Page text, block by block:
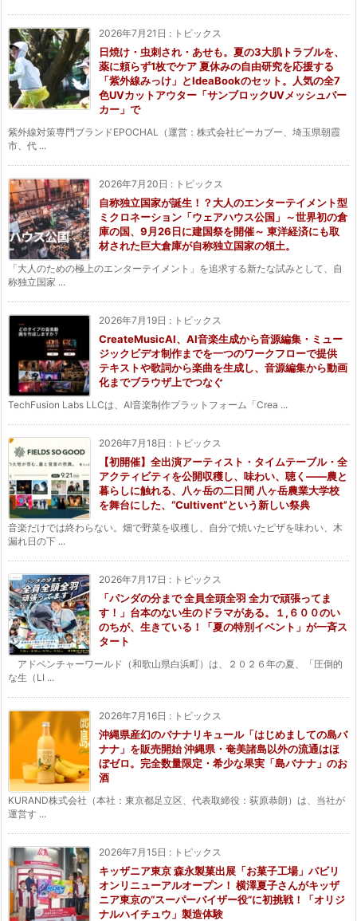
2026年7月21日 : トピックス
日焼け・虫刺され・あせも。夏の3大肌トラブルを、
薬に頼らず1枚でケア 夏休みの自由研究を応援する
「紫外線みっけ」とIdeaBookのセット。人気の全7
色UVカットアウター「サンブロックUVメッシュパー
カー」で
紫外線対策専門ブランドEPOCHAL（運営：株式会社ピーカブー、埼玉県朝霞
市、代 ...
2026年7月20日 : トピックス
自称独立国家が誕生！？大人のエンターテイメント型
ミクロネーション「ウェアハウス公国」～世界初の倉
庫の国、9月26日に建国祭を開催～ 東洋経済にも取
材された巨大倉庫が自称独立国家の領土。
「大人のための極上のエンターテイメント」を追求する新たな試みとして、自
称独立国家 ...
2026年7月19日 : トピックス
CreateMusicAI、AI音楽生成から音源編集・ミュー
ジックビデオ制作までを一つのワークフローで提供
テキストや歌詞から楽曲を生成し、音源編集から動画
化までブラウザ上でつなぐ
TechFusion Labs LLCは、AI音楽制作プラットフォーム「Crea ...
2026年7月18日 : トピックス
【初開催】全出演アーティスト・タイムテーブル・全
アクティビティを公開収穫し、味わい、聴く——農と
暮らしに触れる、八ヶ岳の二日間 八ヶ岳農業大学校
を舞台にした、“Cultivent”という新しい祭典
音楽だけでは終わらない。畑で野菜を収穫し、自分で焼いたピザを味わい、木
漏れ日の下 ...
2026年7月17日 : トピックス
「パンダの分まで 全員全頭全羽 全力で頑張ってま
す！」台本のない生のドラマがある。１,６００のい
のちが、生きている！「夏の特別イベント」が一斉ス
タート
アドベンチャーワールド（和歌山県白浜町）は、２０２６年の夏、「圧倒的
な生（LI ...
2026年7月16日 : トピックス
沖縄県産幻のバナナリキュール「はじめましての島バ
ナナ」を販売開始 沖縄県・奄美諸島以外の流通はほ
ぼゼロ。完全数量限定・希少な果実「島バナナ」のお
酒
KURAND株式会社（本社：東京都足立区、代表取締役：荻原恭朗）は、当社が
運営す ...
2026年7月15日 : トピックス
キッザニア東京 森永製菓出展「お菓子工場」パビリ
オンリニューアルオープン！ 横澤夏子さんがキッザ
ニア東京の“スーパーバイザー役”に初挑戦！「オリジ
ナルハイチュウ」製造体験